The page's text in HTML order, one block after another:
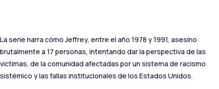
La serie narra cómo Jeffrey, entre el año 1978 y 1991, asesino
brutalmente a 17 personas, intentando dar la perspectiva de las
victimas, de la comunidad afectadas por un sistema de racismo
sistémico y las fallas institucionales de los Estados Unidos.